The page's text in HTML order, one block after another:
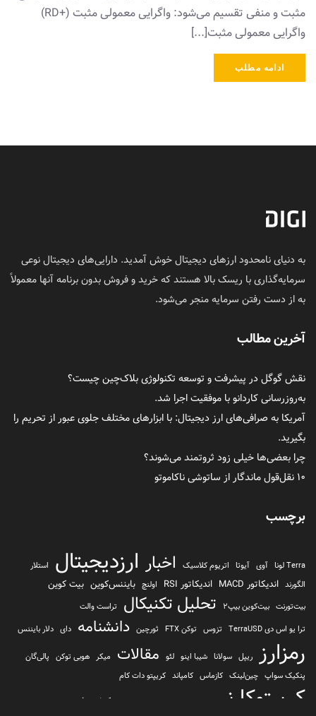
مثبت و منفی تقسیم می‌شود: واگرایی معمولی مثبت (+RD)
واگرایی معمولی مثبت[...]
ادامه مطلب
به دنیای نامحدود ارزهای دیجیتال خوش آمدید. دارایی‌های دیجیتال نوعی
سرمایه‌گذاری با ریسک بالا هستند که خرید و فروش بدون برنامه آنها معمولاً
به از دست رفتن سرمایه منجر می‌شود.
آخرین مطالب
نقش گوگل در پیشرفت و توسعه تکنولوژی بلاک‌چین چیست؟
به‌روزرسانی کاردانو با موفقیت اجرا شد.
آمریکا به صرافی‌های ارز دیجیتال: با ابزارهای مختلف جلوی عبور از تحریم را
بگیرید.
چرا بعضی‌ها خیلی زود ثروتمند می‌شوند؟
۱۰ نقل‌قول ماندگار از ساتوشی ناکاموتو
برچسب
Terra لونا آوی آیوتا اتریوم کلاسیک اخبار ارزدیجیتال
استلار
الگورند اندیکاتور MACD اندیکاتور RSI اولنچ بایننس‌کوین بیت کوین
بیت‌تورنت بیت‌کوین بیپ2 تحلیل تکنیکال
تراست والت
ترا یو اس دی TerraUSD
تزوس توکن FTX ثورچین دانشنامه دای دلار بایننس
رمزارز ریپل سولانا شیبا اینو لئو مقالات میکر هوبی توکن پالی‌گان
پنکیک سواپ چین‌لینک کازماس کامپاند کریپتو دات کام
کریپتوکارنسی کیف پول